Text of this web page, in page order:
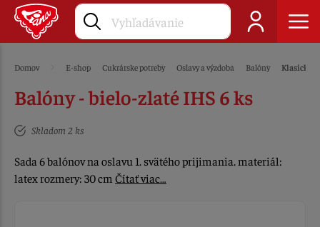
Domov E-shop Cukrárske potreby Oslavy a výzdoba Balóny Klasické
Balóny - bielo-zlaté IHS 6 ks
Skladom 2 ks
Sada 6 balónov na oslavu 1. svätého prijimania. materiál:
latex rozmery: 30 cm Čítať viac…